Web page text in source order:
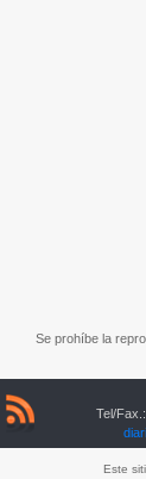
Se prohíbe la
Tel/
Este